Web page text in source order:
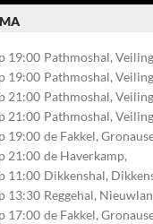
19:00 Pathmoshal,
20, 7545LZ
19:00 Pathmoshal,
20, 7545LZ
21:00 Pathmoshal,
20, 7545LZ
21:00 Pathmoshal,
20, 7545LZ
19:00 de Fakkel,
107, 7581CE Losser
21:00 de Haverkamp,
Stationsstraat 30,
Markelo
11:00 Dikkenshal,
7641CC Wierden
13:30 Reggehal,
1, 7461VP Rijssen
17:00 de Fakkel,